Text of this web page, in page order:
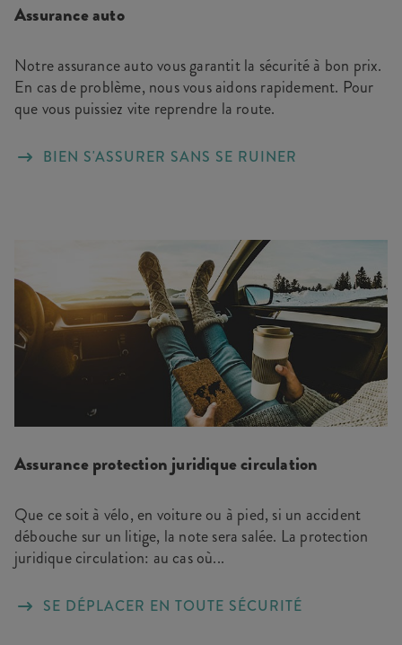
Assurance auto
Notre assurance auto vous garantit la sécurité à bon prix.
En cas de problème, nous vous aidons rapidement. Pour
que vous puissiez vite reprendre la route.
BIEN S'ASSURER SANS SE RUINER
Assurance protection juridique circulation
Que ce soit à vélo, en voiture ou à pied, si un accident
débouche sur un litige, la note sera salée. La protection
juridique circulation: au cas où...
SE DÉPLACER EN TOUTE SÉCURITÉ